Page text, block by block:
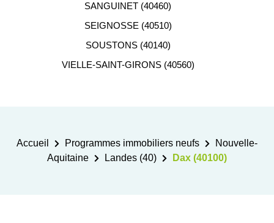
SANGUINET (40460)
SEIGNOSSE (40510)
SOUSTONS (40140)
VIELLE-SAINT-GIRONS (40560)
Accueil Programmes immobiliers neufs
Nouvelle-
Aquitaine
Landes (40) Dax (40100)